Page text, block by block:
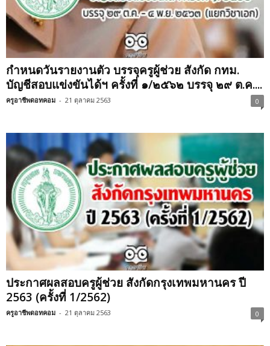
กำหนดวันรายงานตัว บรรจุครูผู้ช่วย สังกัด กทม.
บัญชีสอบแข่งขันได้ฯ ครั้งที่ ๑/๒๕๖๒ บรรจุ ๒๙ ต.ค....
ครูอาชีพดอทคอม - 21 ตุลาคม 2563 0
ประกาศผลสอบครูผู้ช่วย สังกัดกรุงเทพมหานคร ปี
2563 (ครั้งที่ 1/2562)
ครูอาชีพดอทคอม - 21 ตุลาคม 2563 0